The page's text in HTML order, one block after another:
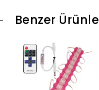
Benzer